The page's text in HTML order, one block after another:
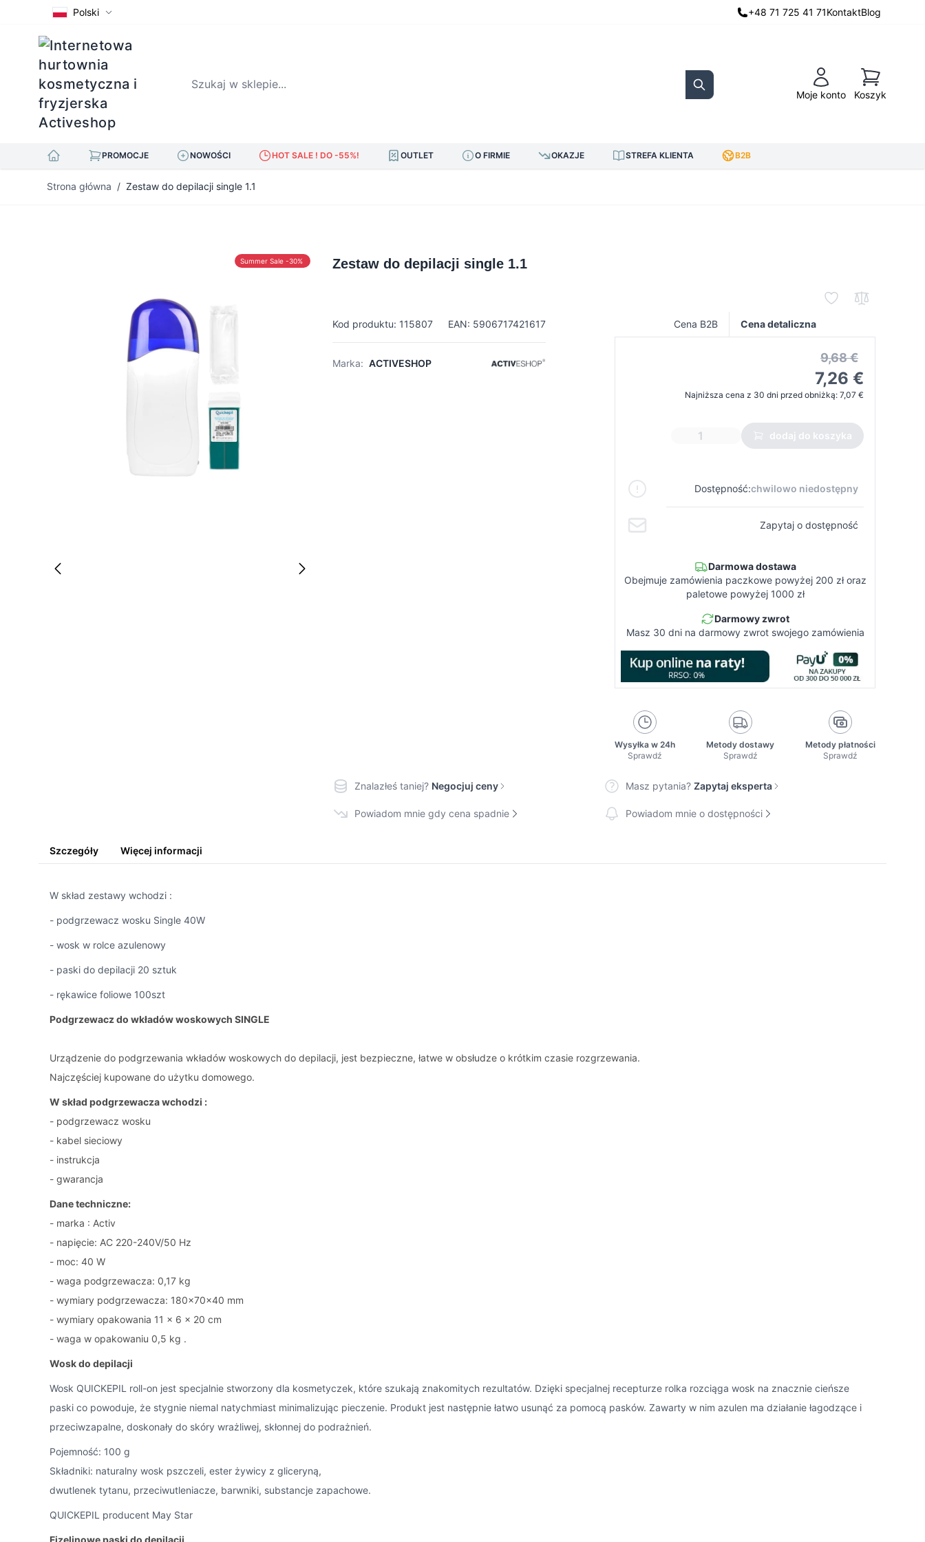
Polski +48 71 725 41 71KontaktBlog
Szukaj w sklepie...
Search Moje konto
Koszyk
Koszyk
PROMOCJE NOWOŚCI HOT SALE ! DO -55%! OUTLET O FIRMIE OKAZJE STREFA KLIENTA B2B
Strona główna / Zestaw do depilacji single 1.1
Summer Sale -30% Zestaw do depilacji single 1.1
Kod produktu: 115807 EAN: 5906717421617
Marka: ACTIVESHOP
Cena B2B Cena detaliczna
9,68 €
7,26 €
Najniższa cena z 30 dni przed obniżką: 7,07 €
dodaj do koszyka
Dostępność:chwilowo niedostępny
Zapytaj o dostępność
Darmowa dostawa
Obejmuje zamówienia paczkowe powyżej 200 zł oraz
paletowe powyżej 1000 zł
Darmowy zwrot
Masz 30 dni na darmowy zwrot swojego zamówienia
Wysyłka w 24h
Sprawdź
Metody dostawy
Sprawdź
Metody płatności
Sprawdź
Znalazłeś taniej? Negocjuj ceny Masz pytania? Zapytaj eksperta
Powiadom mnie gdy cena spadnie Powiadom mnie o dostępności
Szczegóły Więcej informacji
W skład zestawy wchodzi :
- podgrzewacz wosku Single 40W
- wosk w rolce azulenowy
- paski do depilacji 20 sztuk
- rękawice foliowe 100szt
Podgrzewacz do wkładów woskowych SINGLE
Urządzenie do podgrzewania wkładów woskowych do depilacji, jest bezpieczne, łatwe w obsłudze o krótkim czasie rozgrzewania.
Najczęściej kupowane do użytku domowego.
W skład podgrzewacza wchodzi :
- podgrzewacz wosku
- kabel sieciowy
- instrukcja
- gwarancja
Dane techniczne:
- marka : Activ
- napięcie: AC 220-240V/50 Hz
- moc: 40 W
- waga podgrzewacza: 0,17 kg
- wymiary podgrzewacza: 180x70x40 mm
- wymiary opakowania 11 x 6 x 20 cm
- waga w opakowaniu 0,5 kg .
Wosk do depilacji
Wosk QUICKEPIL roll-on jest specjalnie stworzony dla kosmetyczek, które szukają znakomitych rezultatów. Dzięki specjalnej recepturze rolka rozciąga wosk na znacznie cieńsze
paski co powoduje, że stygnie niemal natychmiast minimalizując pieczenie. Produkt jest następnie łatwo usunąć za pomocą pasków. Zawarty w nim azulen ma działanie łagodzące i
przeciwzapalne, doskonały do skóry wrażliwej, skłonnej do podrażnień.
Pojemność: 100 g
Składniki: naturalny wosk pszczeli, ester żywicy z gliceryną,
dwutlenek tytanu, przeciwutleniacze, barwniki, substancje zapachowe.
QUICKEPIL producent May Star